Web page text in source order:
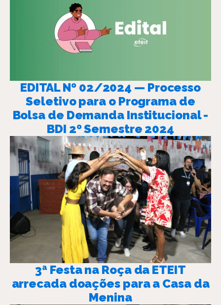
EDITAL Nº 02/2024 — Processo
Seletivo para o Programa de
Bolsa de Demanda Institucional -
BDI 2º Semestre 2024
3ª Festa na Roça da ETEIT
arrecada doações para a Casa da
Menina